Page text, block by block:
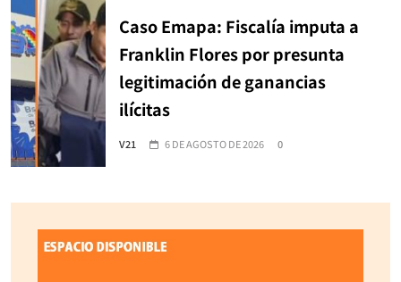
Caso Emapa: Fiscalía imputa a
Franklin Flores por presunta
legitimación de ganancias
ilícitas
V21 6 DE AGOSTO DE 2026 0